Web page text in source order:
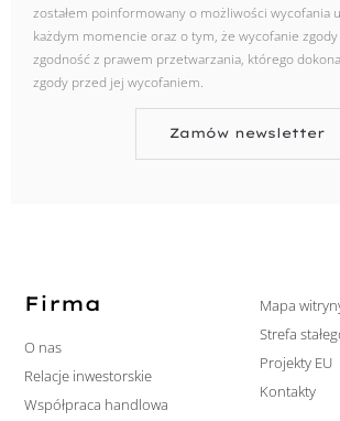
zostałem poinformowany o możliwości wycofania
każdym momencie oraz o tym, że wycofanie zgody
zgodność z prawem przetwarzania, którego
zgody przed jej wycofaniem.
Zamów newsletter
Firma
O nas
Relacje inwestorskie
Współpraca handlowa
Mapa
Strefa
Projekty EU
Kontakty